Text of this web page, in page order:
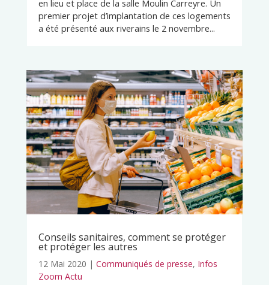
en lieu et place de la salle Moulin Carreyre. Un
premier projet d’implantation de ces logements
a été présenté aux riverains le 2 novembre...
Conseils sanitaires, comment se protéger
et protéger les autres
12 Mai 2020 | Communiqués de presse, Infos
Zoom Actu